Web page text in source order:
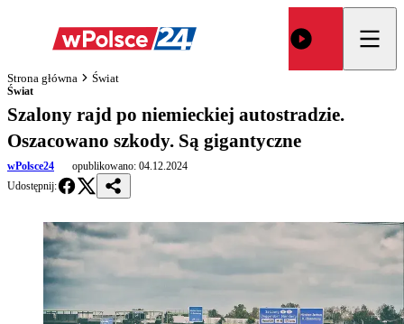
Strona główna Świat
Świat
Szalony rajd po niemieckiej autostradzie.
Oszacowano szkody. Są gigantyczne
wPolsce24 opublikowano: 04.12.2024
Udostępnij: